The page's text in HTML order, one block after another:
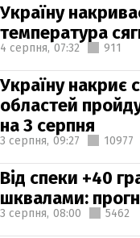
Україну
температура
4 серпня, 07:32 911
Україну накриє
областей
на 3 серпня
3 серпня, 09:27 10977
Від спеки +40
шквалами:
3 серпня, 08:00 5462